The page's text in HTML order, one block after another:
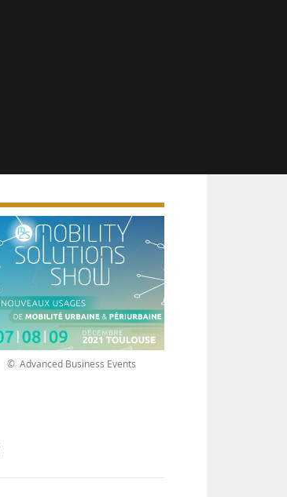
© Advanced Business Events